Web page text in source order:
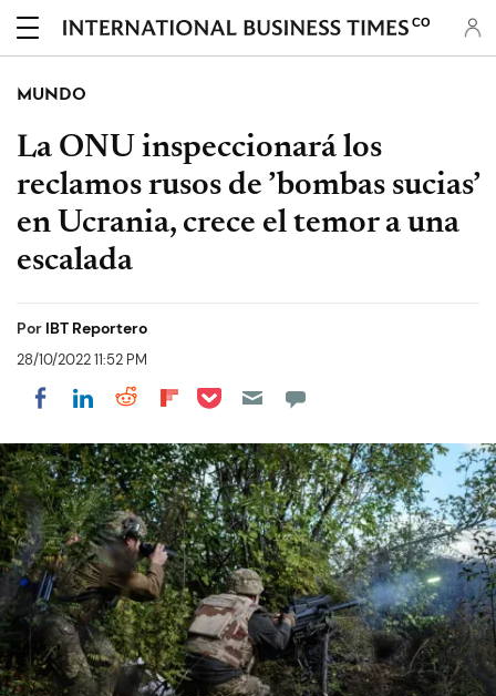
CO
MUNDO
La ONU inspeccionará los
reclamos rusos de ’bombas sucias’
en Ucrania, crece el temor a una
escalada
Por IBT Reportero
28/10/2022 11:52 PM
Share on Facebook
Share on LinkedIn
Share on Reddit
Share on Flipboard
Share on Pocket